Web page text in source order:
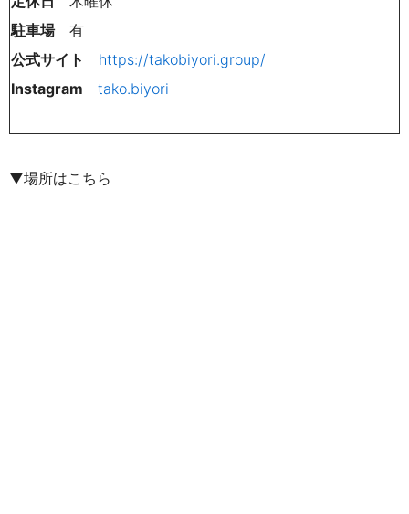
駐車場有
公式サイト
https://takobiyori.group/
Instagram
tako.biyori
▼場所はこちら